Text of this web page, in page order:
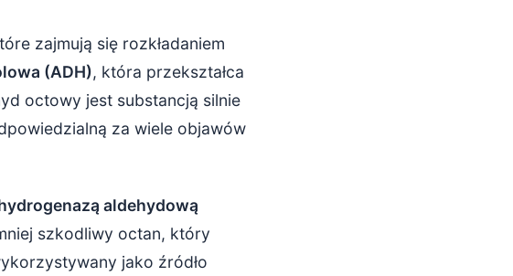
zajmują się rozkładaniem
(ADH), która przekształca
octowy jest substancją silnie
za wiele objawów
aldehydową
szkodliwy octan, który
jako źródło